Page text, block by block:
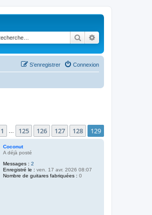
Rechercher
Connexion
S’enregistrer
129 sur129
Précédente
1 125 126 127 128 129
Coconut
A déjà posté
Messages : 2
Enregistré le : ven. 17 avr. 2026 08:07
Nombre de guitares fabriquées : 0